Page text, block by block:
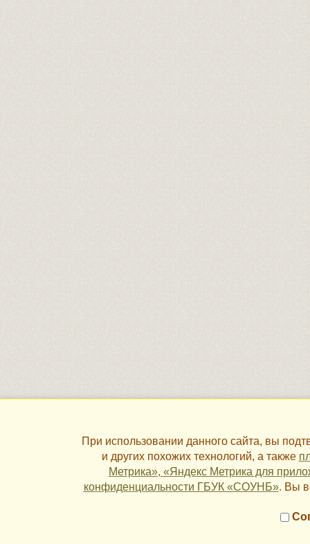
При использовании данного сайта, вы
и других похожих технологий, а также
Метрика», «Яндекс Метрика для
конфиденциальности ГБУК «СОУНБ». Вы